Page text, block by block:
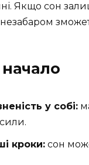
Якщо сон
у собі:
кроки: сон